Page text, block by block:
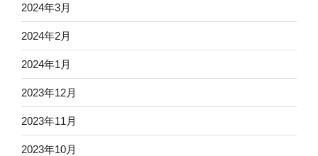
2024年3月
2024年2月
2024年1月
2023年12月
2023年11月
2023年10月